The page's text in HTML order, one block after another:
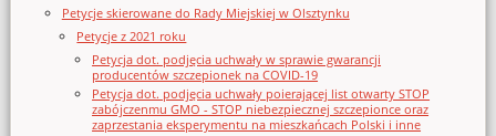
Petycje skierowane do Rady Miejskiej w Olsztynku
Petycje z 2021 roku
Petycja dot. podjęcia uchwały w sprawie gwarancji
producentów szczepionek na COVID-19
Petycja dot. podjęcia uchwały poierającej list otwarty STOP
zabójczenmu GMO - STOP niebezpiecznej szczepionce oraz
zaprzestania eksperymentu na mieszkańcach Polski i inne